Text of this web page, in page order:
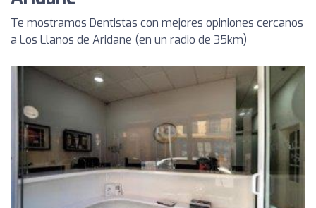
Te mostramos Dentistas con mejores opiniones cercanos
a Los Llanos de Aridane (en un radio de 35km)